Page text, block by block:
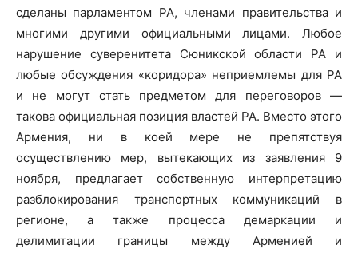
сделаны парламентом РА, членами правительства и
многими другими официальными лицами. Любое
нарушение суверенитета Сюникской области РА и
любые обсуждения «коридора» неприемлемы для РА
и не могут стать предметом для переговоров —
такова официальная позиция властей РА. Вместо этого
Армения, ни в коей мере не препятствуя
осуществлению мер, вытекающих из заявления 9
ноября, предлагает собственную интерпретацию
разблокирования транспортных коммуникаций в
регионе, а также процесса демаркации и
делимитации границы между Арменией и